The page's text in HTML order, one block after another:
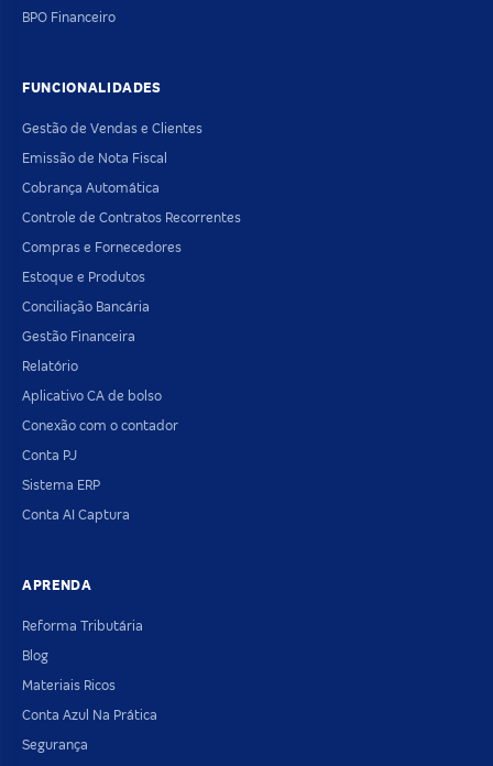
BPO Financeiro
FUNCIONALIDADES
Gestão de Vendas e Clientes
Emissão de Nota Fiscal
Cobrança Automática
Controle de Contratos Recorrentes
Compras e Fornecedores
Estoque e Produtos
Conciliação Bancária
Gestão Financeira
Relatório
Aplicativo CA de bolso
Conexão com o contador
Conta PJ
Sistema ERP
Conta AI Captura
APRENDA
Reforma Tributária
Blog
Materiais Ricos
Conta Azul Na Prática
Segurança